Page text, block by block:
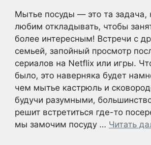
Мытье посуды — это та задача,
любим откладывать, чтобы
более интересным! Встречи с
семьей, запойный просмотр
сериалов на Netflix или игры.
было, это наверняка будет
чем мытье кастрюль и
будучи разумными,
решит встретиться где-то
мы замочим посуду … Читать